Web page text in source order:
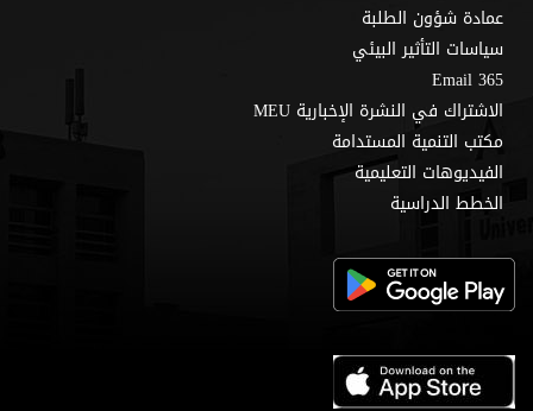
عمادة شؤون الطلبة
سياسات التأثير البيئي
Email 365
الاشتراك في النشرة الإخبارية MEU
مكتب التنمية المستدامة
الفيديوهات التعليمية
الخطط الدراسية